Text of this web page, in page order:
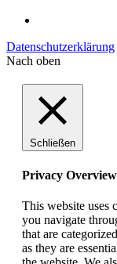
Datenschutzerklärung
Nach oben
Schließen
Privacy Overview
This website uses
you navigate
that are
as they are